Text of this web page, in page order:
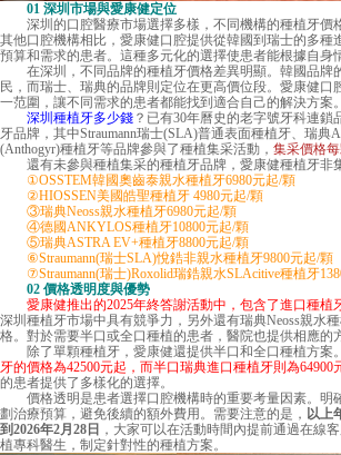
01 深圳市場與愛康健定位
深圳的口腔醫療市場選擇多樣，不同機構的種植牙價
其他口腔機構相比，愛康健口腔提供從韓國到瑞士的多種
預算和需求的患者。這種多元化的選擇使患者能根據自身
在深圳，不同品牌的種植牙價格差異明顯。韓國品牌
民，而瑞士、瑞典的品牌則定位在更高價位段。愛康健口
一范圍，讓不同需求的患者都能找到適合自己的解決方案。
深圳種植牙多少錢 ？已有30年曆史的老字號牙科連鎖
牙品牌，其中Straumann瑞士(SLA)普通表面種植牙、瑞典
(Anthogyr)種植牙等品牌參與了種植集采活動， 集采價格每
還有未參與種植集采的種植牙品牌，愛康健種植牙非
①OSSTEM韓國奧齒泰親水種植牙6980元起/顆
②HIOSSEN美國皓聖種植牙 4980元起/顆
③瑞典Neoss親水種植牙6980元起/顆
④德國ANKYLOS種植牙10800元起/顆
⑤瑞典ASTRA EV+種植牙8800元起/顆
⑥Straumann(瑞士SLA)悅鋯非親水種植牙9800元起/顆
⑦Straumann(瑞士)Roxolid瑞鋯親水SLAcitive種植牙
02 價格透明度與優勢
愛康健推出的2025年終答謝活動中，包含了進口種植
深圳種植牙市場中具有競爭力，另外還有瑞典Neoss親水
格。對於需要半口或全口種植的患者，醫院也提供相應的
除了單顆種植牙， 愛康健還提供半口和全口種植方案
牙的價格為42500元起，而半口瑞典進口種植牙則為64900
的患者提供了多樣化的選擇。
價格透明是患者選擇口腔機構時的重要考量因素。明
劃治療預算，避免後續的額外費用。需要注意的是， 以上
到2026年2月28日 ，大家可以在活動時間內提前通過在線
植專科醫生，制定針對性的種植方案。